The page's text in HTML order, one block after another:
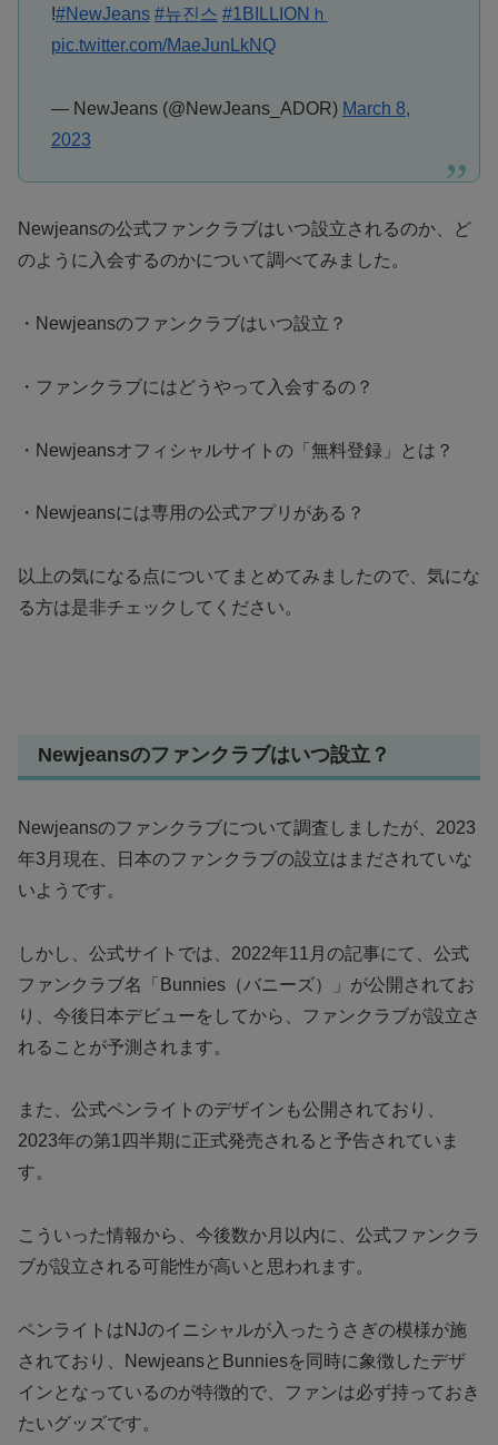
!#NewJeans #뉴진스 #1BILLIONｈ
pic.twitter.com/MaeJunLkNQ
— NewJeans (@NewJeans_ADOR) March 8,
2023
Newjeansの公式ファンクラブはいつ設立されるのか、ど
のように入会するのかについて調べてみました。
・Newjeansのファンクラブはいつ設立？
・ファンクラブにはどうやって入会するの？
・Newjeansオフィシャルサイトの「無料登録」とは？
・Newjeansには専用の公式アプリがある？
以上の気になる点についてまとめてみましたので、気にな
る方は是非チェックしてください。
Newjeansのファンクラブはいつ設立？
Newjeansのファンクラブについて調査しましたが、2023
年3月現在、日本のファンクラブの設立はまだされていな
いようです。
しかし、公式サイトでは、2022年11月の記事にて、公式
ファンクラブ名「Bunnies（バニーズ）」が公開されてお
り、今後日本デビューをしてから、ファンクラブが設立さ
れることが予測されます。
また、公式ペンライトのデザインも公開されており、
2023年の第1四半期に正式発売されると予告されていま
す。
こういった情報から、今後数か月以内に、公式ファンクラ
ブが設立される可能性が高いと思われます。
ペンライトはNJのイニシャルが入ったうさぎの模様が施
されており、NewjeansとBunniesを同時に象徴したデザ
インとなっているのが特徴的で、ファンは必ず持っておき
たいグッズです。